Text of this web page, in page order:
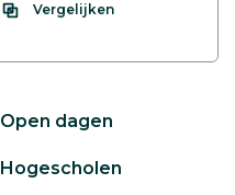
Vergelijken
Open dagen
Hogescholen